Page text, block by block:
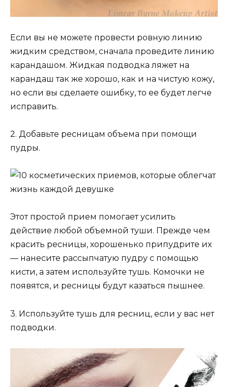
Если вы не можете провести ровную линию
жидким средством, сначала проведите линию
карандашом. Жидкая подводка ляжет на
карандаш так же хорошо, как и на чистую кожу,
но если вы сделаете ошибку, то ее будет легче
исправить.
2. Добавьте ресницам объема при помощи
пудры.
Этот простой прием помогает усилить
действие любой объемной туши. Прежде чем
красить ресницы, хорошенько припудрите их
— нанесите рассыпчатую пудру с помощью
кисти, а затем используйте тушь. Комочки не
появятся, и ресницы будут казаться пышнее.
3. Используйте тушь для ресниц, если у вас нет
подводки.